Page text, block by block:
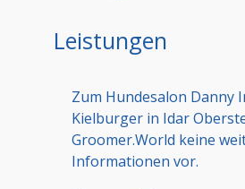
Leistungen
Zum Hundesalon Danny
Kielburger in Idar
Groomer.World keine
Informationen vor.